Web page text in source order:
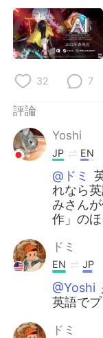
Русский
Türkçe
Português
32 7
評論
Yoshi
JP EN
@ドミ
れなら
みさん
作」のほ
ドミ
EN JP
@Yoshi
英語で
ドミ